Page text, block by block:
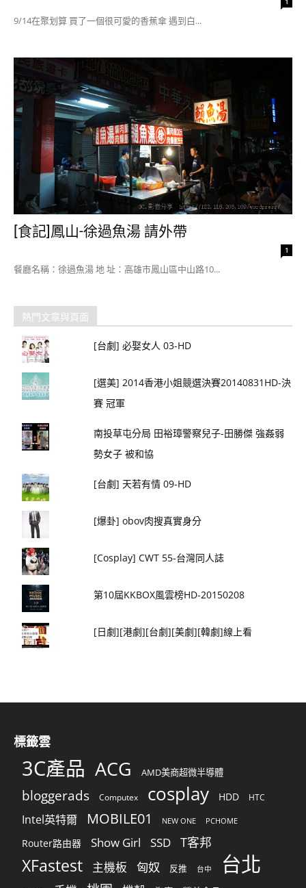
9/14在聚划算 買了一個很可愛的香蕉傘 遇到白...
[食記]鳳山-徐過魚湯 請外帶
1
餐廳名稱：徐過魚湯 地 址：高雄市鳳山區中山路10...
熱門文章與頁面
[台劇] 必娶女人 03-HD
[選美] 2014香港小姐競選決賽20140831HD-決
賽 冠軍
南投草屯分局 田裕璋警察兒子-田勝傑 強姦弱
勢女子 被和協
[台劇] 天若有情 09-HD
[爆卦] obov肉搜真實身分
[Cosplay] CWT 55-台灣同人誌
第10屆KKBOX風雲榜HD-20150208
[日劇][港劇][台劇][美劇][韓劇]線上看
標籤雲
3C產品 ACG AMD美商超微半導體
bloggerads Computex cosplay HDD HTC
Intel英特爾 MOBILE01 NEW ONE PCHOME
Router路由器 Show Girl SSD T客邦
XFastest 主機板 匈奴 反推 台中 台北